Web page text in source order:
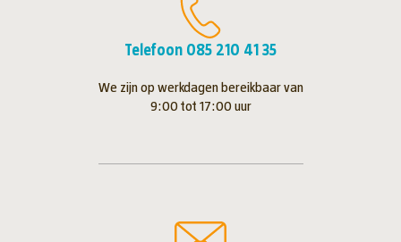
Telefoon 085 210 41 35
We zijn op werkdagen bereikbaar van
9:00 tot 17:00 uur